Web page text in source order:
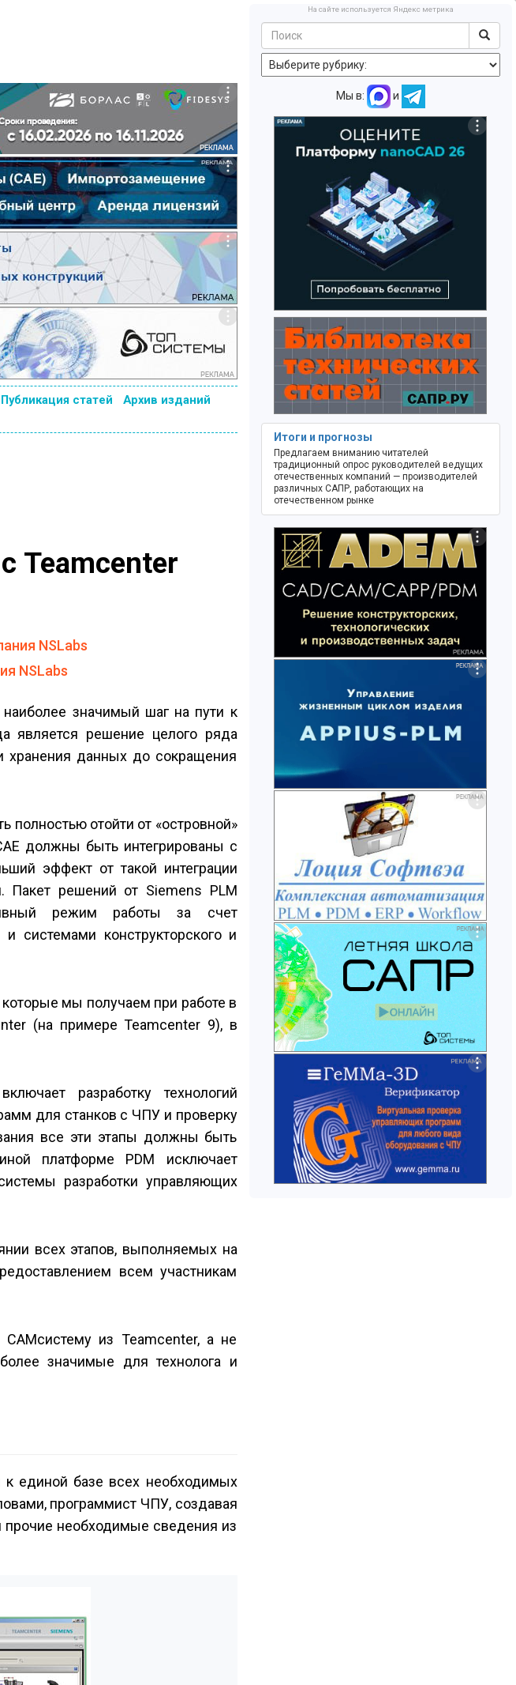
Публикация статей
Архив изданий
Teamcenter
NSLabs
NSLabs
значимый шаг на пути к
является решение целого ряда
хранения данных до сокращения
отойти от «островной»
должны быть интегрированы с
эффект от такой интеграции
Пакет решений от Siemens PLM
режим работы за счет
системами конструкторского и
мы получаем при работе в
(на примере Teamcenter 9), в
разработку технологий
для станков с ЧПУ и проверку
все эти этапы должны быть
платформе PDM исключает
разработки управляющих
всех этапов, выполняемых на
всем участникам
CAM­систему из Teamcenter, а не
значимые для технолога и
к единой базе всех необходимых
программист ЧПУ, создавая
прочие необходимые сведения из
На сайте используется Яндекс метрика
Мы в: и
Итоги и прогнозы
Предлагаем вниманию читателей
традиционный опрос руководителей ведущих
отечественных компаний — производителей
различных САПР, работающих на
отечественном рынке